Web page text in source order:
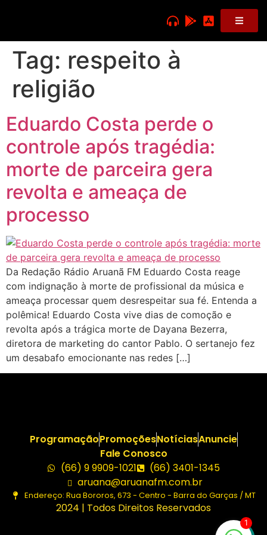
Tag: respeito à
religião
Eduardo Costa perde o
controle após tragédia:
morte de parceira gera
revolta e ameaça de
processo
Da Redação Rádio Aruanã FM Eduardo Costa reage
com indignação à morte de profissional da música e
ameaça processar quem desrespeitar sua fé. Entenda a
polêmica! Eduardo Costa vive dias de comoção e
revolta após a trágica morte de Dayana Bezerra,
diretora de marketing do cantor Pablo. O sertanejo fez
um desabafo emocionante nas redes […]
ProgramaçãoPromoçõesNotíciasAnuncie
Fale Conosco
(66) 9 9909-1021
(66) 3401-1345
aruana@aruanafm.com.br
Endereço: Rua Bororos, 673 - Centro - Barra do Garças / MT
2024 | Todos Direitos Reservados
1